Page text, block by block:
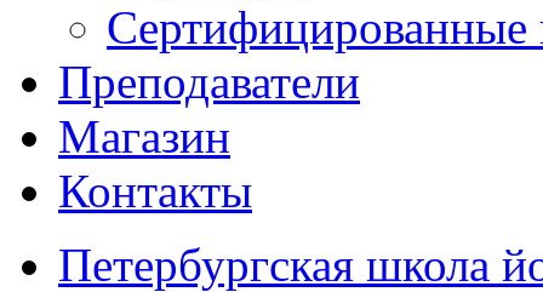
Сертифицированные
Преподаватели
Магазин
Контакты
Петербургская школа